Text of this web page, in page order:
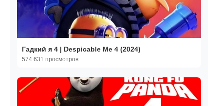
Гадкий я 4 | Despicable Me 4 (2024)
574 631 просмотров